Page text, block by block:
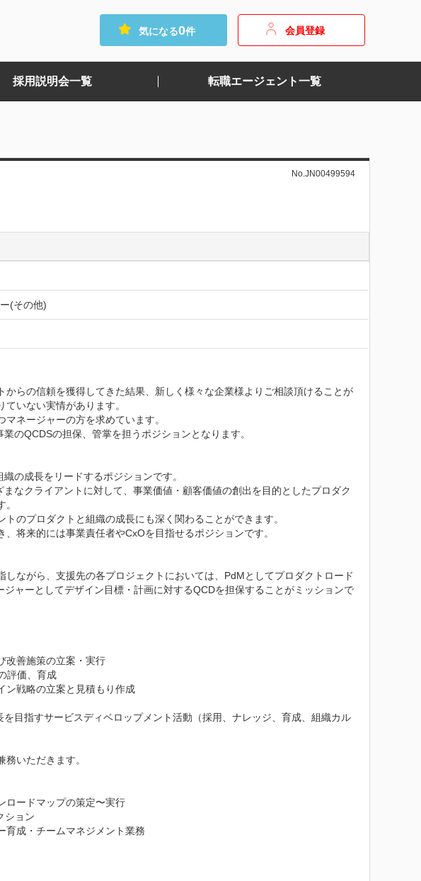
気になる0件 会員登録
採用説明会一覧 転職エージェント一覧
No.JN00499594
(その他)
らの信頼を獲得してきた結果、新しく様々な企業様よりご相談頂けることが
いない実情があります。
ネージャーの方を求めています。
のQCDSの担保、管掌を担うポジションとなります。
の成長をリードするポジションです。
なクライアントに対して、事業価値・顧客価値の創出を目的としたプロダク
のプロダクトと組織の成長にも深く関わることができます。
将来的には事業責任者やCxOを目指せるポジションです。
ながら、支援先の各プロジェクトにおいては、PdMとしてプロダクトロード
ャーとしてデザイン目標・計画に対するQCDを担保することがミッションで
改善施策の立案・実行
評価、育成
ン戦略の立案と見積もり作成
目指すサービスディベロップメント活動（採用、ナレッジ、育成、組織カル
いただきます。
ロードマップの策定〜実行
ション
育成・チームマネジメント業務